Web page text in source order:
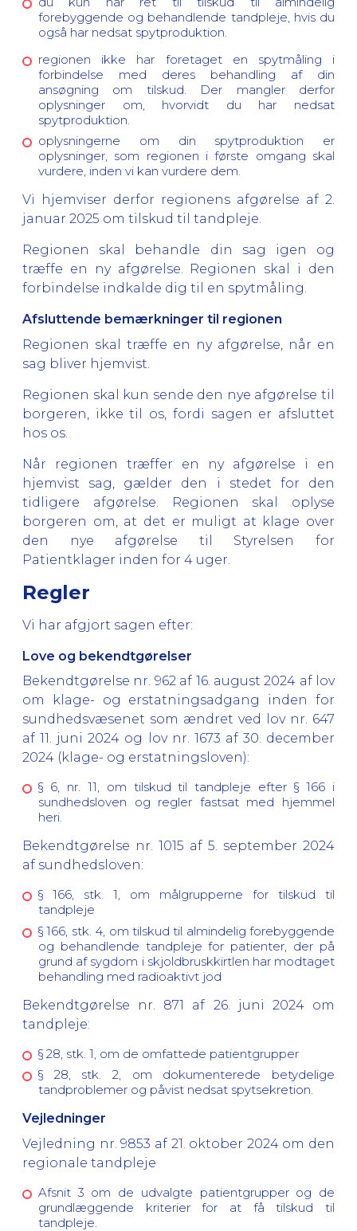
forebyggende og behandlende tandpleje, hvis du
også har nedsat spytproduktion.
regionen ikke har foretaget en spytmåling i
forbindelse med deres behandling af din
ansøgning om tilskud. Der mangler derfor
oplysninger om, hvorvidt du har nedsat
spytproduktion.
oplysningerne om din spytproduktion er
oplysninger, som regionen i første omgang skal
vurdere, inden vi kan vurdere dem.
Vi hjemviser derfor regionens afgørelse af 2.
januar 2025 om tilskud til tandpleje.
Regionen skal behandle din sag igen og
træffe en ny afgørelse. Regionen skal i den
forbindelse indkalde dig til en spytmåling.
Afsluttende bemærkninger til regionen
Regionen skal træffe en ny afgørelse, når en
sag bliver hjemvist.
Regionen skal kun sende den nye afgørelse til
borgeren, ikke til os, fordi sagen er afsluttet
hos os.
Når regionen træffer en ny afgørelse i en
hjemvist sag, gælder den i stedet for den
tidligere afgørelse. Regionen skal oplyse
borgeren om, at det er muligt at klage over
den nye afgørelse til Styrelsen for
Patientklager inden for 4 uger.
Regler
Vi har afgjort sagen efter:
Love og bekendtgørelser
Bekendtgørelse nr. 962 af 16. august 2024 af lov
om klage- og erstatningsadgang inden for
sundhedsvæsenet som ændret ved lov nr. 647
af 11. juni 2024 og lov nr. 1673 af 30. december
2024 (klage- og erstatningsloven):
§ 6, nr. 11, om tilskud til tandpleje efter § 166 i
sundhedsloven og regler fastsat med hjemmel
heri.
Bekendtgørelse nr. 1015 af 5. september 2024
af sundhedsloven:
§ 166, stk. 1, om målgrupperne for tilskud til
tandpleje
§ 166, stk. 4, om tilskud til almindelig forebyggende
og behandlende tandpleje for patienter, der på
grund af sygdom i skjoldbruskkirtlen har modtaget
behandling med radioaktivt jod
Bekendtgørelse nr. 871 af 26. juni 2024 om
tandpleje:
§ 28, stk. 1, om de omfattede patientgrupper
§ 28, stk. 2, om dokumenterede betydelige
tandproblemer og påvist nedsat spytsekretion.
Vejledninger
Vejledning nr. 9853 af 21. oktober 2024 om den
regionale tandpleje
Afsnit 3 om de udvalgte patientgrupper og de
grundlæggende kriterier for at få tilskud til
tandpleje.